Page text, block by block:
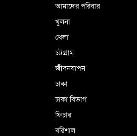
আমাদের পরিবার
খুলনা
খেলা
চট্টগ্রাম
জীবনযাপন
ঢাকা
ঢাকা বিভাগ
ফিচার
বরিশাল